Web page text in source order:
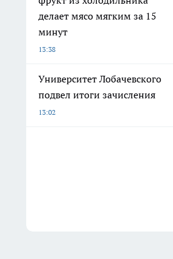
делает мясо мягким за 15
минут
13:38
Университет Лобачевского
подвел итоги зачисления
13:02